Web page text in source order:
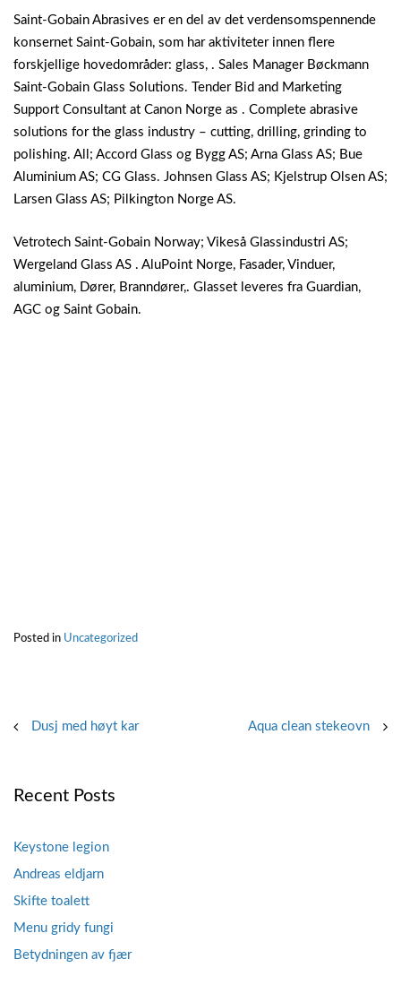
Saint-Gobain Abrasives er en del av det verdensomspennende
konsernet Saint-Gobain, som har aktiviteter innen flere
forskjellige hovedområder: glass, . Sales Manager Bøckmann
Saint-Gobain Glass Solutions. Tender Bid and Marketing
Support Consultant at Canon Norge as . Complete abrasive
solutions for the glass industry – cutting, drilling, grinding to
polishing. All; Accord Glass og Bygg AS; Arna Glass AS; Bue
Aluminium AS; CG Glass. Johnsen Glass AS; Kjelstrup Olsen AS;
Larsen Glass AS; Pilkington Norge AS.
Vetrotech Saint-Gobain Norway; Vikeså Glassindustri AS;
Wergeland Glass AS . AluPoint Norge, Fasader, Vinduer,
aluminium, Dører, Branndører,. Glasset leveres fra Guardian,
AGC og Saint Gobain.
Posted in Uncategorized
PostDusj med høyt kar Aqua clean stekeovn
Recent Posts
Keystone legion
Andreas eldjarn
Skifte toalett
Menu gridy fungi
Betydningen av fjær